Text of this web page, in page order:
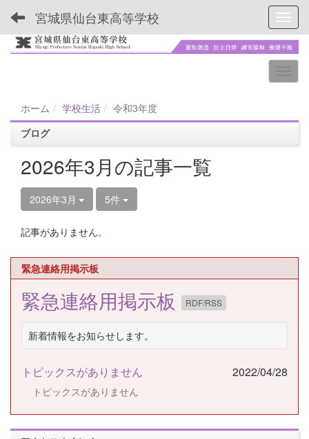
宮城県仙台東高等学校
ホーム 学校生活
令和3年度
ブログ
2026年3月の記事一覧
2026年3月 5件
記事がありません。
緊急連絡用掲示板
緊急連絡用掲示板 RDF/RSS
新着情報をお知らせします。
トピックスがありません 2022/04/28
トピックスがありません